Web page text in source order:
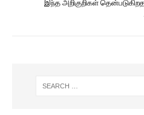
இந்த அறிகுறிகள்